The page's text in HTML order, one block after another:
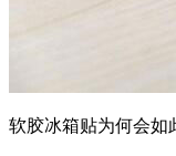
软胶冰箱贴为何会如